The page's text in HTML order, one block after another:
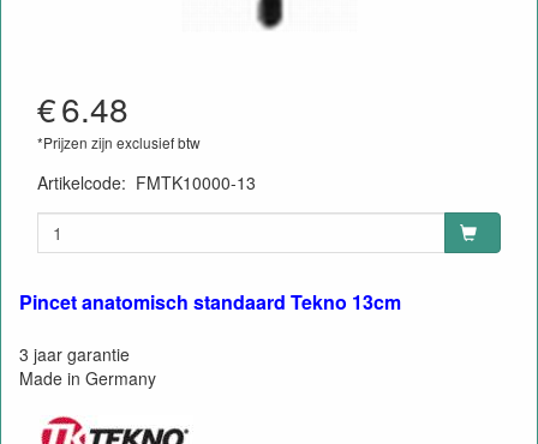
€6.48
*Prijzen zijn exclusief btw
Artikelcode: FMTK10000-13
Pincet anatomisch standaard Tekno 13cm
3 jaar garantie
Made in Germany